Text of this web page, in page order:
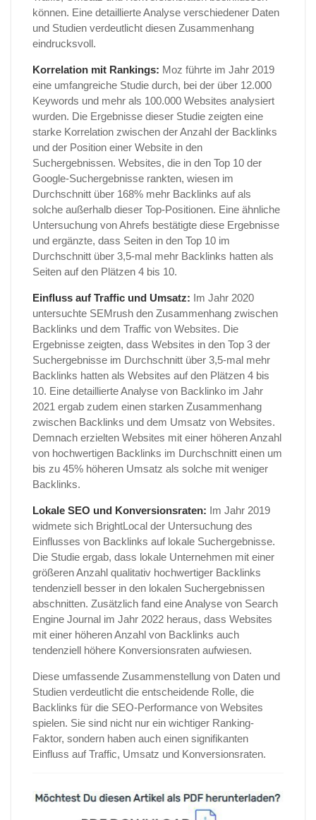
können. Eine detaillierte Analyse verschiedener Daten
und Studien verdeutlicht diesen Zusammenhang
eindrucksvoll.
Korrelation mit Rankings: Moz führte im Jahr 2019
eine umfangreiche Studie durch, bei der über 12.000
Keywords und mehr als 100.000 Websites analysiert
wurden. Die Ergebnisse dieser Studie zeigten eine
starke Korrelation zwischen der Anzahl der Backlinks
und der Position einer Website in den
Suchergebnissen. Websites, die in den Top 10 der
Google-Suchergebnisse rankten, wiesen im
Durchschnitt über 168% mehr Backlinks auf als
solche außerhalb dieser Top-Positionen. Eine ähnliche
Untersuchung von Ahrefs bestätigte diese Ergebnisse
und ergänzte, dass Seiten in den Top 10 im
Durchschnitt über 3,5-mal mehr Backlinks hatten als
Seiten auf den Plätzen 4 bis 10.
Einfluss auf Traffic und Umsatz: Im Jahr 2020
untersuchte SEMrush den Zusammenhang zwischen
Backlinks und dem Traffic von Websites. Die
Ergebnisse zeigten, dass Websites in den Top 3 der
Suchergebnisse im Durchschnitt über 3,5-mal mehr
Backlinks hatten als Websites auf den Plätzen 4 bis
10. Eine detaillierte Analyse von Backlinko im Jahr
2021 ergab zudem einen starken Zusammenhang
zwischen Backlinks und dem Umsatz von Websites.
Demnach erzielten Websites mit einer höheren Anzahl
von hochwertigen Backlinks im Durchschnitt einen um
bis zu 45% höheren Umsatz als solche mit weniger
Backlinks.
Lokale SEO und Konversionsraten: Im Jahr 2019
widmete sich BrightLocal der Untersuchung des
Einflusses von Backlinks auf lokale Suchergebnisse.
Die Studie ergab, dass lokale Unternehmen mit einer
größeren Anzahl qualitativ hochwertiger Backlinks
tendenziell besser in den lokalen Suchergebnissen
abschnitten. Zusätzlich fand eine Analyse von Search
Engine Journal im Jahr 2022 heraus, dass Websites
mit einer höheren Anzahl von Backlinks auch
tendenziell höhere Konversionsraten aufwiesen.
Diese umfassende Zusammenstellung von Daten und
Studien verdeutlicht die entscheidende Rolle, die
Backlinks für die SEO-Performance von Websites
spielen. Sie sind nicht nur ein wichtiger Ranking-
Faktor, sondern haben auch einen signifikanten
Einfluss auf Traffic, Umsatz und Konversionsraten.